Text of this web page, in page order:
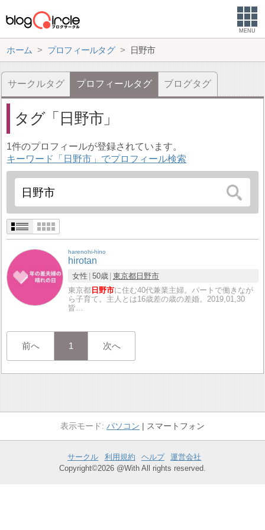
MENU
ホーム プロフィールタグ 日野市
サークルタグ プロフィールタグ ブログタグ
タグ 日野市
1件のプロフィールが登録されています。
キーワード「日野市」でプロフィール検索
harenohi-hino
hirotan
女性 50歳 東京都日野市
東京都日野市に住む40代兼業主婦。パートで働きなが
ら子育て。主人とは16歳差の歳の差婚。2019,01,30
皆…
前へ 1 次へ
パソコン スマートフォン
サークル 利用規約 ヘルプ
運営会社
Copyright©2026 @With All rights reserved.